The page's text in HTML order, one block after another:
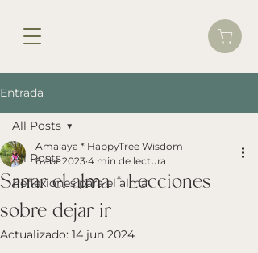
Entrada
All Posts
Reflexiones para el alma
All Posts
Sanar el alma * Lecciones
sobre dejar ir
Amalaya * HappyTree Wisdom
6 abr 2023 4 min de lectura
Actualizado: 14 jun 2024